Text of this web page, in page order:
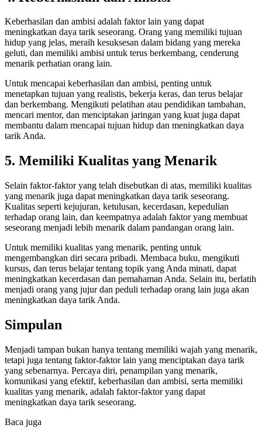
Keberhasilan dan ambisi adalah faktor lain yang dapat
meningkatkan daya tarik seseorang. Orang yang memiliki tujuan
hidup yang jelas, meraih kesuksesan dalam bidang yang mereka
geluti, dan memiliki ambisi untuk terus berkembang, cenderung
menarik perhatian orang lain.
Untuk mencapai keberhasilan dan ambisi, penting untuk
menetapkan tujuan yang realistis, bekerja keras, dan terus belajar
dan berkembang. Mengikuti pelatihan atau pendidikan tambahan,
mencari mentor, dan menciptakan jaringan yang kuat juga dapat
membantu dalam mencapai tujuan hidup dan meningkatkan daya
tarik Anda.
5. Memiliki Kualitas yang Menarik
Selain faktor-faktor yang telah disebutkan di atas, memiliki kualitas
yang menarik juga dapat meningkatkan daya tarik seseorang.
Kualitas seperti kejujuran, ketulusan, kecerdasan, kepedulian
terhadap orang lain, dan keempatnya adalah faktor yang membuat
seseorang menjadi lebih menarik dalam pandangan orang lain.
Untuk memiliki kualitas yang menarik, penting untuk
mengembangkan diri secara pribadi. Membaca buku, mengikuti
kursus, dan terus belajar tentang topik yang Anda minati, dapat
meningkatkan kecerdasan dan pemahaman Anda. Selain itu, berlatih
menjadi orang yang jujur dan peduli terhadap orang lain juga akan
meningkatkan daya tarik Anda.
Simpulan
Menjadi tampan bukan hanya tentang memiliki wajah yang menarik,
tetapi juga tentang faktor-faktor lain yang menciptakan daya tarik
yang sebenarnya. Percaya diri, penampilan yang menarik,
komunikasi yang efektif, keberhasilan dan ambisi, serta memiliki
kualitas yang menarik, adalah faktor-faktor yang dapat
meningkatkan daya tarik seseorang.
Baca juga